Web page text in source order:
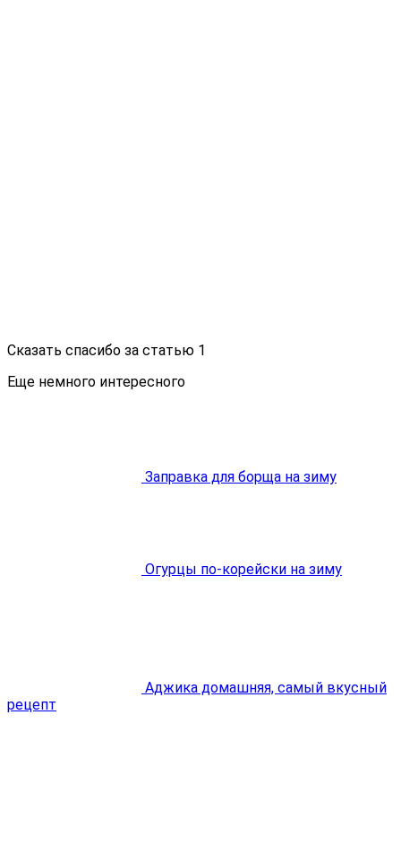
Сказать спасибо за статью 1
Еще немного интересного
Заправка для борща на зиму
Огурцы по-корейски на зиму
Аджика домашняя, самый вкусный
рецепт